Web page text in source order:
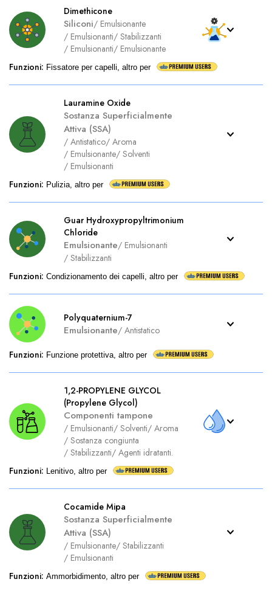
Dimethicone
Siliconi/ Emulsionante
/ Emulsionanti/ Stabilizzanti
/ Emulsionanti/ Emulsionante
Funzioni: Fissatore per capelli, altro per
Lauramine Oxide
Sostanza Superficialmente
Attiva (SSA)
/ Antistatico/ Aroma
/ Emulsionante/ Solventi
/ Emulsionanti
Funzioni: Pulizia, altro per
Guar Hydroxypropyltrimonium
Chloride
Emulsionante/ Emulsionanti
/ Stabilizzanti
Funzioni: Condizionamento dei capelli, altro per
Polyquaternium-7
Emulsionante/ Antistatico
Funzioni: Funzione protettiva, altro per
1,2-PROPYLENE GLYCOL
(Propylene Glycol)
Componenti tampone
/ Emulsionanti/ Solventi/ Aroma
/ Sostanza congiunta
/ Stabilizzanti/ Agenti idratanti.
Funzioni: Lenitivo, altro per
Cocamide Mipa
Sostanza Superficialmente
Attiva (SSA)
/ Emulsionante/ Stabilizzanti
/ Emulsionanti
Funzioni: Ammorbidimento, altro per